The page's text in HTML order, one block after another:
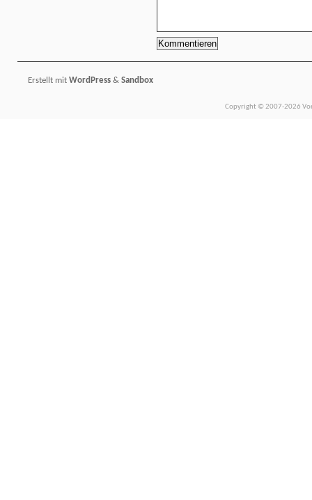
Erstellt mit WordPress & Sandbox
Copyright © 2007-2026